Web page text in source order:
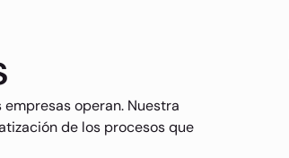
operan. Nuestra
de los procesos que